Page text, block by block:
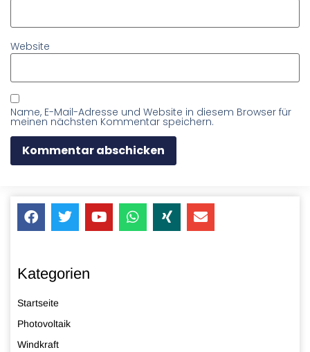
Website
Name, E-Mail-Adresse und Website in diesem Browser für
meinen nächsten Kommentar speichern.
Kategorien
Startseite
Photovoltaik
Windkraft